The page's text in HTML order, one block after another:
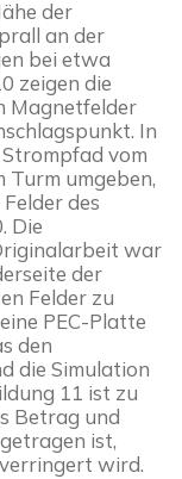
der
an der
bei etwa
zeigen die
Magnetfelder
In
vom
Turm umgeben,
des
Die
war
der
Felder zu
PEC-Platte
den
die Simulation
11 ist zu
Betrag und
ist,
wird.